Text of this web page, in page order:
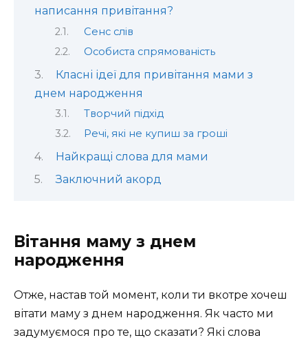
написання привітання?
Сенс слів
Особиста спрямованість
Класні ідеї для привітання мами з
днем народження
Творчий підхід
Речі, які не купиш за гроші
Найкращі слова для мами
Заключний акорд
Вітання маму з днем
народження
Отже, настав той момент, коли ти вкотре хочеш
вітати маму з днем народження. Як часто ми
задумуємося про те, що сказати? Які слова